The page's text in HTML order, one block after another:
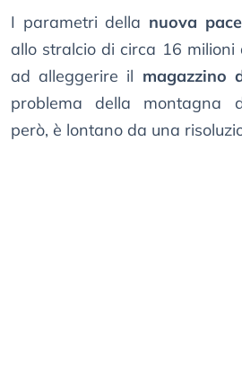
I parametri della nuova
allo stralcio di circa 16
ad alleggerire il magazzino
problema della montagna
però, è lontano da una